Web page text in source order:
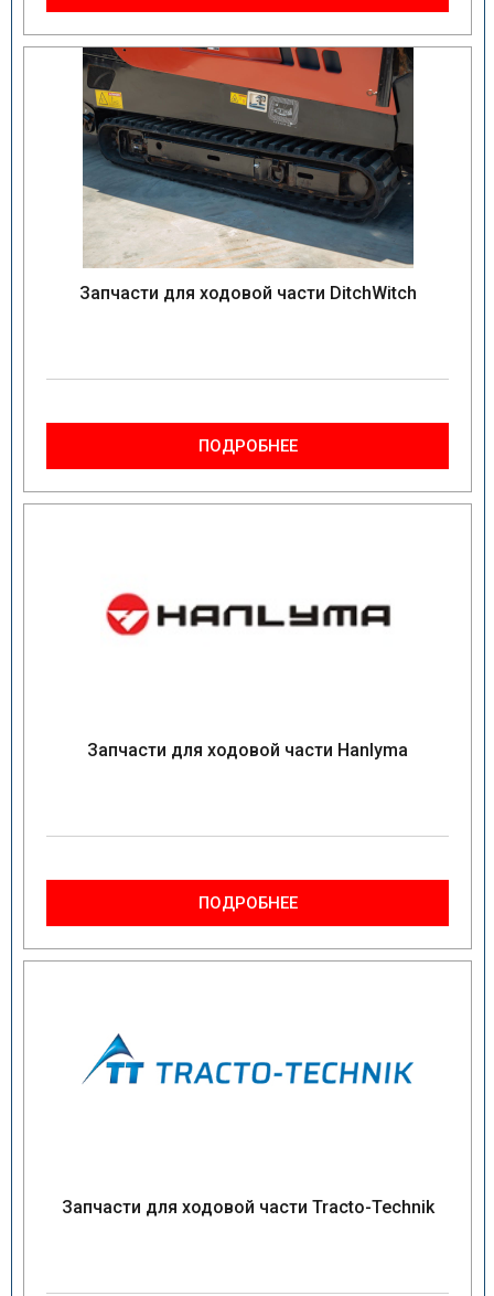
Запчасти для ходовой части DitchWitch
ПОДРОБНЕЕ
Запчасти для ходовой части Hanlyma
ПОДРОБНЕЕ
Запчасти для ходовой части Tracto-Technik